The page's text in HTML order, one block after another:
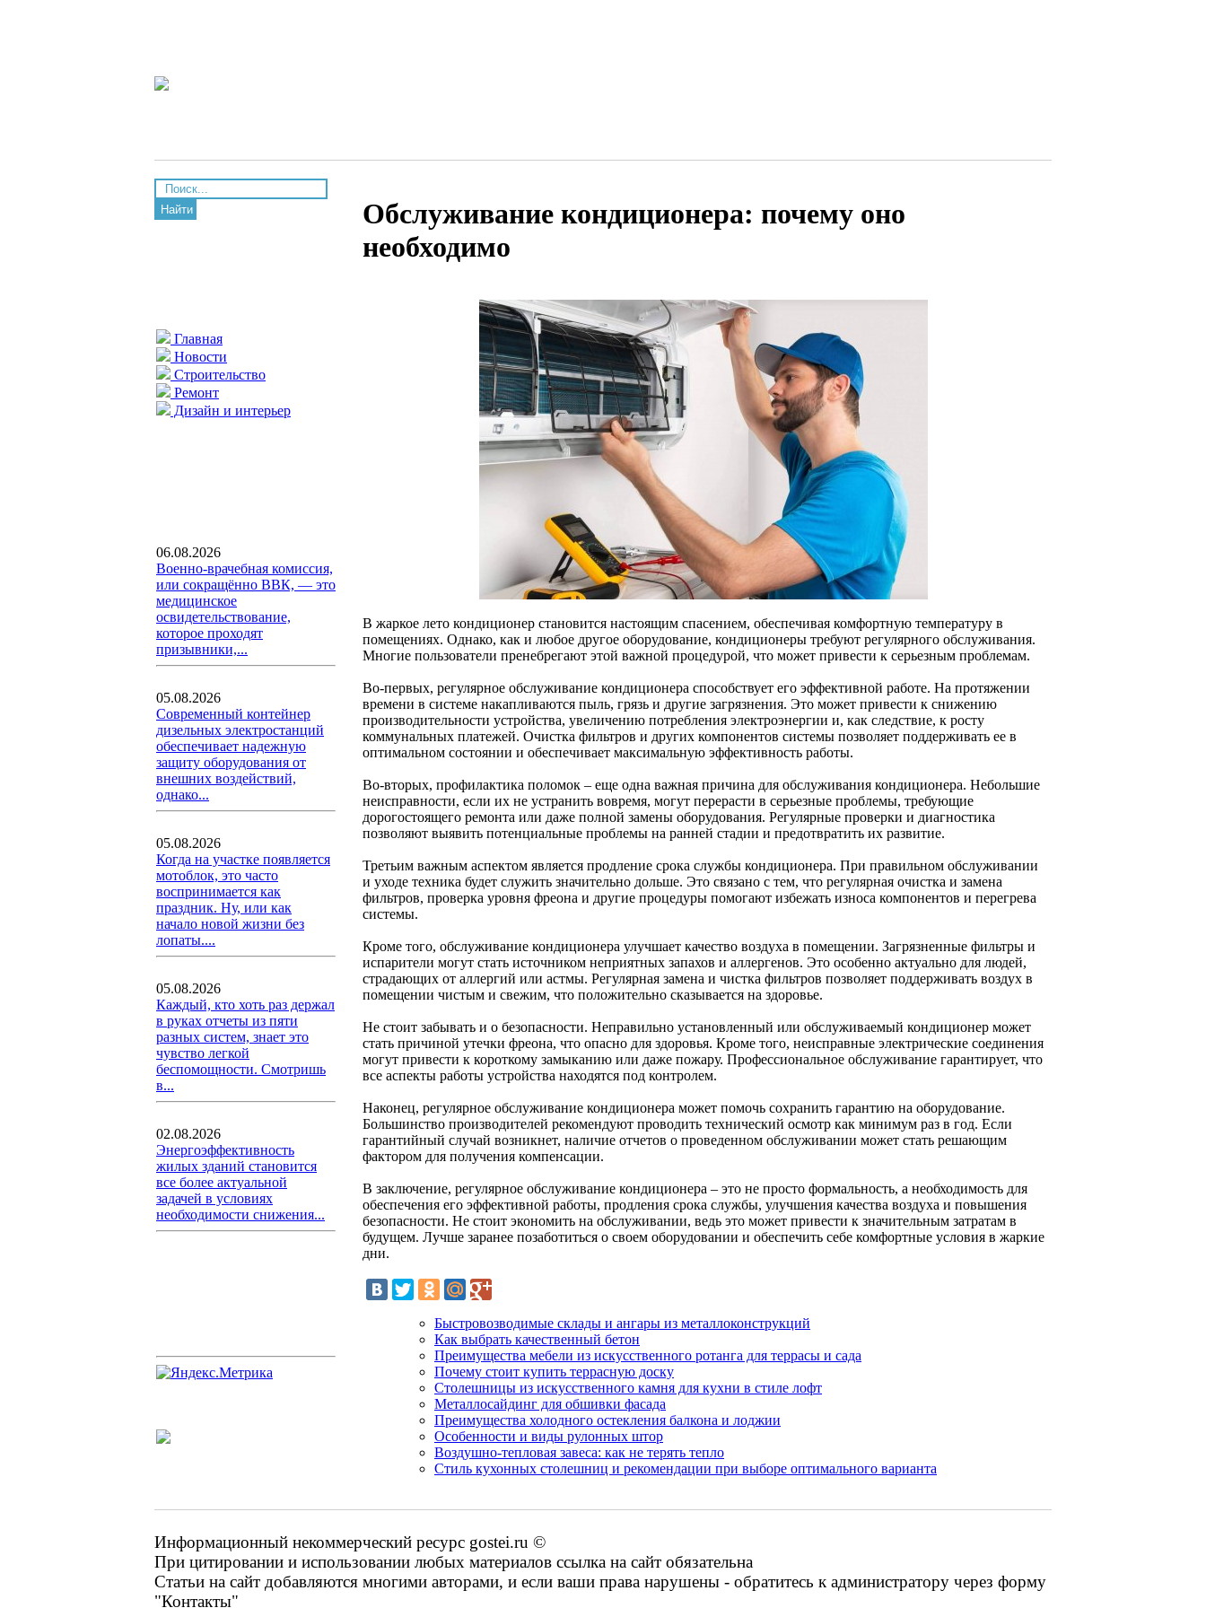
Найти
Главная
Новости
Строительство
Ремонт
Дизайн и интерьер
06.08.2026
Военно-врачебная комиссия,
или сокращённо ВВК, — это
медицинское
освидетельствование,
которое проходят
призывники,...
05.08.2026
Современный контейнер
дизельных электростанций
обеспечивает надежную
защиту оборудования от
внешних воздействий,
однако...
05.08.2026
Когда на участке появляется
мотоблок, это часто
воспринимается как
праздник. Ну, или как
начало новой жизни без
лопаты....
05.08.2026
Каждый, кто хоть раз держал
в руках отчеты из пяти
разных систем, знает это
чувство легкой
беспомощности. Смотришь
в...
02.08.2026
Энергоэффективность
жилых зданий становится
все более актуальной
задачей в условиях
необходимости снижения...
Обслуживание кондиционера: почему оно
необходимо
В жаркое лето кондиционер становится настоящим спасением, обеспечивая комфортную температуру в
помещениях. Однако, как и любое другое оборудование, кондиционеры требуют регулярного обслуживания.
Многие пользователи пренебрегают этой важной процедурой, что может привести к серьезным проблемам.
Во-первых, регулярное обслуживание кондиционера способствует его эффективной работе. На протяжении
времени в системе накапливаются пыль, грязь и другие загрязнения. Это может привести к снижению
производительности устройства, увеличению потребления электроэнергии и, как следствие, к росту
коммунальных платежей. Очистка фильтров и других компонентов системы позволяет поддерживать ее в
оптимальном состоянии и обеспечивает максимальную эффективность работы.
Во-вторых, профилактика поломок – еще одна важная причина для обслуживания кондиционера. Небольшие
неисправности, если их не устранить вовремя, могут перерасти в серьезные проблемы, требующие
дорогостоящего ремонта или даже полной замены оборудования. Регулярные проверки и диагностика
позволяют выявить потенциальные проблемы на ранней стадии и предотвратить их развитие.
Третьим важным аспектом является продление срока службы кондиционера. При правильном обслуживании
и уходе техника будет служить значительно дольше. Это связано с тем, что регулярная очистка и замена
фильтров, проверка уровня фреона и другие процедуры помогают избежать износа компонентов и перегрева
системы.
Кроме того, обслуживание кондиционера улучшает качество воздуха в помещении. Загрязненные фильтры и
испарители могут стать источником неприятных запахов и аллергенов. Это особенно актуально для людей,
страдающих от аллергий или астмы. Регулярная замена и чистка фильтров позволяет поддерживать воздух в
помещении чистым и свежим, что положительно сказывается на здоровье.
Не стоит забывать и о безопасности. Неправильно установленный или обслуживаемый кондиционер может
стать причиной утечки фреона, что опасно для здоровья. Кроме того, неисправные электрические соединения
могут привести к короткому замыканию или даже пожару. Профессиональное обслуживание гарантирует, что
все аспекты работы устройства находятся под контролем.
Наконец, регулярное обслуживание кондиционера может помочь сохранить гарантию на оборудование.
Большинство производителей рекомендуют проводить технический осмотр как минимум раз в год. Если
гарантийный случай возникнет, наличие отчетов о проведенном обслуживании может стать решающим
фактором для получения компенсации.
В заключение, регулярное обслуживание кондиционера – это не просто формальность, а необходимость для
обеспечения его эффективной работы, продления срока службы, улучшения качества воздуха и повышения
безопасности. Не стоит экономить на обслуживании, ведь это может привести к значительным затратам в
будущем. Лучше заранее позаботиться о своем оборудовании и обеспечить себе комфортные условия в жаркие
дни.
Быстровозводимые склады и ангары из металлоконструкций
Как выбрать качественный бетон
Преимущества мебели из искусственного ротанга для террасы и сада
Почему стоит купить террасную доску
Столешницы из искусственного камня для кухни в стиле лофт
Металлосайдинг для обшивки фасада
Преимущества холодного остекления балкона и лоджии
Особенности и виды рулонных штор
Воздушно-тепловая завеса: как не терять тепло
Стиль кухонных столешниц и рекомендации при выборе оптимального варианта
Информационный некоммерческий ресурс gostei.ru ©
При цитировании и использовании любых материалов ссылка на сайт обязательна
Статьи на сайт добавляются многими авторами, и если ваши права нарушены - обратитесь к администратору через форму
"Контакты"